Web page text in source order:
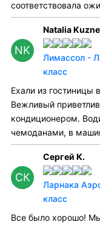
соответствовала
NK
Natalia
Лимассол -
класс
Ехали из гостиницы
Вежливый
кондиционером.
чемоданами, в
СК
Сергей К.
Ларнака
класс
Все было хорошо!